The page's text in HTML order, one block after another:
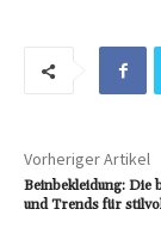
Vorheriger Artikel
Beinbekleidung: Die
und Trends für